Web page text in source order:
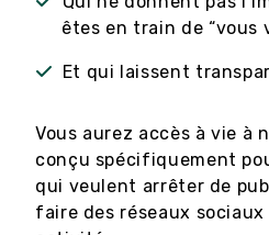
êtes en train de “vous
Et qui laissent
Vous aurez accès à vie à
conçu spécifiquement
qui veulent arrêter de
faire des réseaux